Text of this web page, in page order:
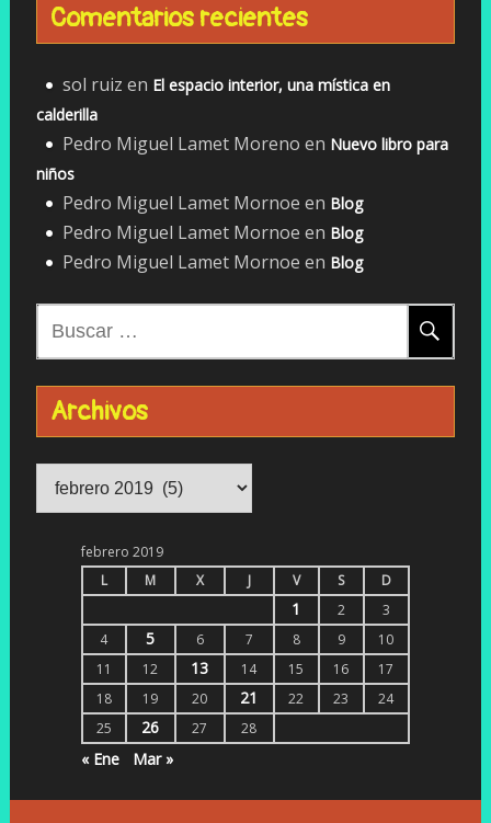
Comentarios recientes
sol ruiz en El espacio interior, una mística en
calderilla
Pedro Miguel Lamet Moreno en Nuevo libro para
niños
Pedro Miguel Lamet Mornoe en Blog
Pedro Miguel Lamet Mornoe en Blog
Pedro Miguel Lamet Mornoe en Blog
Archivos
Archivos
febrero 2019
L
M X J V S D
1 2
3
4
5 6 7 8 9
10
11
12 13 14 15 16
17
18
19 20 21 22 23
24
25
26 27 28
« Ene Mar »